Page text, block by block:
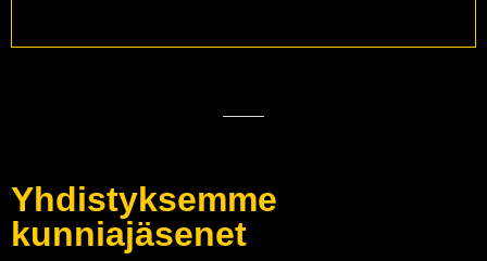
Yhdistyksemme
kunniajäsenet